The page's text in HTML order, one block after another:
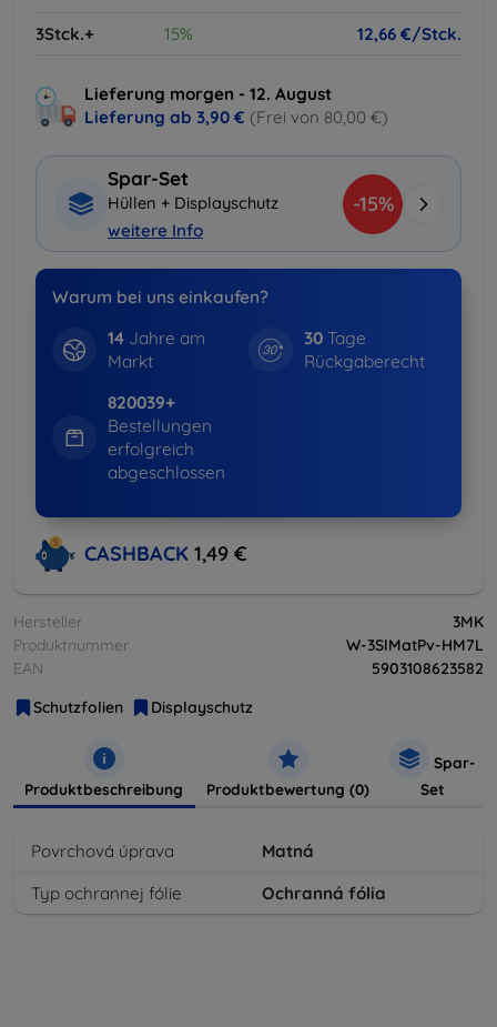
3Stck.+
15% 12,66 €/Stck.
Lieferung morgen - 12. August
Lieferung ab 3,90 € (Frei von 80,00 €)
Spar-Set
Hüllen + Displayschutz
weitere Info
-15%
Warum bei uns einkaufen?
14Jahre am
Markt
30 Tage
Rückgaberecht
820039+
Bestellungen
erfolgreich
abgeschlossen
CASHBACK 1,49 €
Hersteller
3MK
Produktnummer
W-3SlMatPv-HM7L
EAN
5903108623582
Schutzfolien
Displayschutz
Produktbeschreibung Produktbewertung (0)
Spar-
Set
Povrchová úprava
Matná
Typ ochrannej fólie
Ochranná fólia